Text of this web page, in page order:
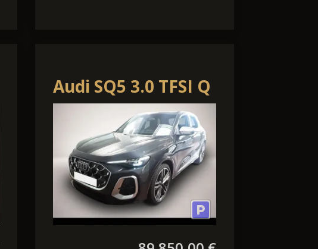
Audi SQ5 3.0 TFSI Q
S tronic
LED+/Luft/ACC/Standhzg./